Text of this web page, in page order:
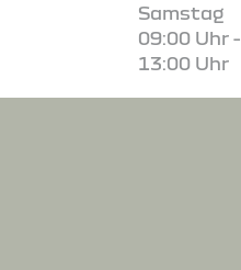
Samstag
09:00 Uhr -
13:00 Uhr